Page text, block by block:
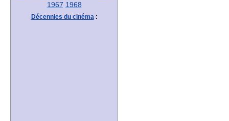
1967 1968
Décennies du cinéma :